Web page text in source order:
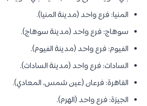
المنيا: فرع واحد (مدينة المنيا).
سوهاج: فرع واحد (مدينة سوهاج).
الفيوم: فرع واحد (مدينة الفيوم).
السادات: فرع واحد (مدينة السادات).
القاهرة: فرعان (عين شمس، المعادي).
الجيزة: فرع واحد (الهرم).